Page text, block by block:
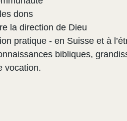
dons
la direction de Dieu
pratique - en Suisse et à
bibliques,
vocation.